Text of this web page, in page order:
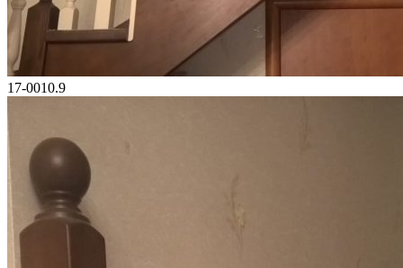
17-0010.9